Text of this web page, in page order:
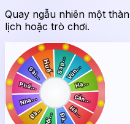
Quay ngẫu nhiên một
lịch hoặc trò chơi.